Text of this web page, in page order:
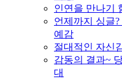
인연을 만나기
언제까지 싱글
예감
절대적인 자신
감동의 결과~
대